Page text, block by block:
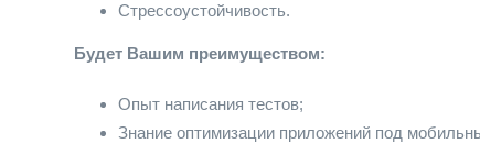
Стрессоустойчивость.
Будет Вашим преимуществом:
Опыт написания тестов;
Знание оптимизации приложений под